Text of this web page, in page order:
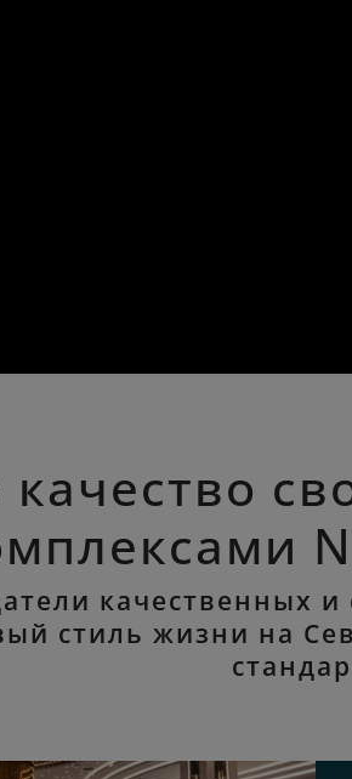
качество
качественных
стиль жизни на